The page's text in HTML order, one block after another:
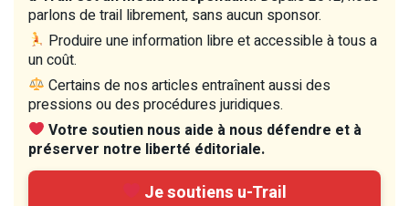
parlons de trail librement, sans aucun sponsor.
Produire une information libre et accessible à tous a
un coût.
Certains de nos articles entraînent aussi des
pressions ou des procédures juridiques.
Votre soutien nous aide à nous défendre et à
préserver notre liberté éditoriale.
Je soutiens u-Trail